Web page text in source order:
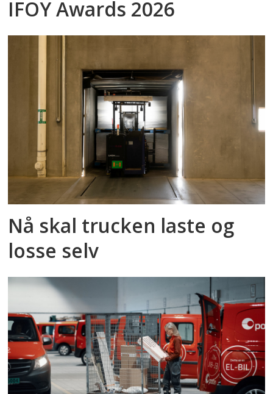
IFOY Awards 2026
Nå skal trucken laste og
losse selv